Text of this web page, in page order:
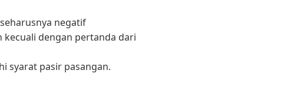
negatif
dengan pertanda dari
syarat pasir pasangan.